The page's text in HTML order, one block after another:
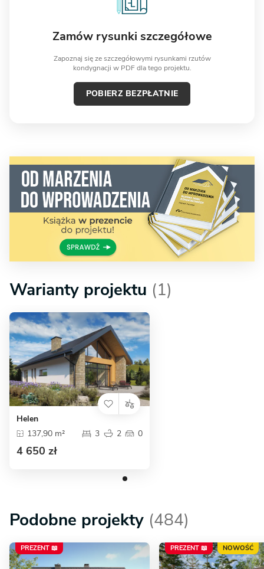
Zamów rysunki szczegółowe
Zapoznaj się ze szczegółowymi rysunkami rzutów
kondygnacji w PDF dla tego projektu.
POBIERZ BEZPŁATNIE
Warianty projektu (1)
Helen
137,90 m²
3 2 0
4 650 zł
Podobne projekty (484)
PREZENT 📖 PREZENT 📖 NOWOŚĆ